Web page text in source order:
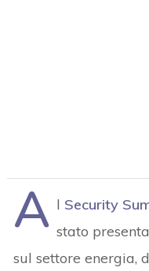
A l Security
stato
sul settore energia,